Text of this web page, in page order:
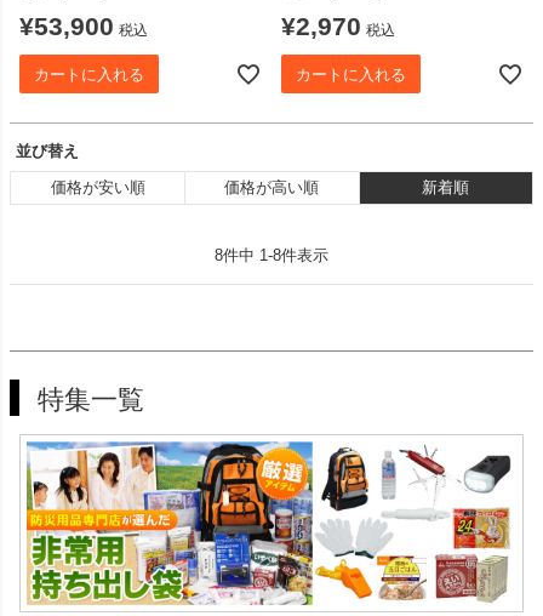
¥53,900 税込
カートに入れる
¥2,970 税込
カートに入れる
並び替え
価格が安い順 価格が高い順 新着順
8件中 1-8件表示
特集一覧